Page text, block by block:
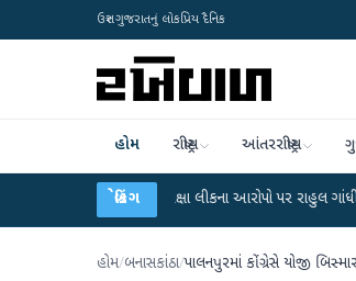
ઉત્તર ગુજરાતનું લોકપ્રિય દૈનિક
હોમ રાષ્ટ્રીય આંતરરાષ્ટ્રીય
બ્રેકિંગ
UGC-NET પરીક્ષા લીકના આરોપો પર રાહુલ ગાંધીએ કેન્દ્ર પર
હોમ/બનાસકાંઠા/પાલનપુરમાં કોંગ્રેસે યોજી